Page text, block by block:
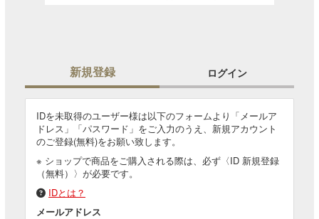
新規登録 ログイン
IDを未取得のユーザー様は以下のフォームより「メールア
ドレス」「パスワード」をご入力のうえ、新規アカウント
のご登録(無料)をお願い致します。
※ ショップで商品をご購入される際は、必ず〈ID 新規登録
（無料）〉が必要です。
IDとは？
メールアドレス